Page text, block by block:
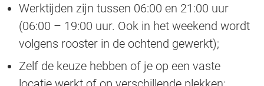
Werktijden zijn tussen 06:00 en 21:00 uur
(06:00 – 19:00 uur. Ook in het weekend wordt
volgens rooster in de ochtend gewerkt);
Zelf de keuze hebben of je op een vaste